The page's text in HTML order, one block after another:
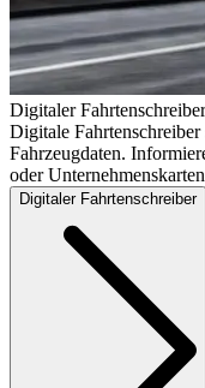
Digitaler Fahrtenschreiber
Digitale
Fahrzeugdaten.
oder
Digitaler Fahrtenschreiber